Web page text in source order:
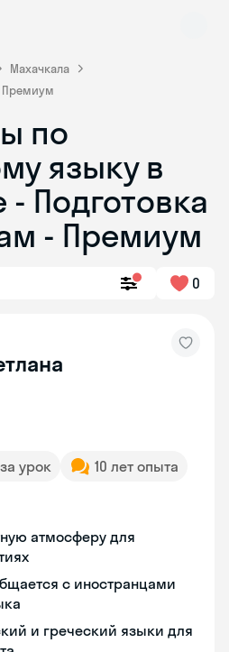
Махачкала
Премиум
по
языку в
Подготовка
- Премиум
0
урок
10 лет опыта
атмосферу для
с иностранцами
и греческий языки для